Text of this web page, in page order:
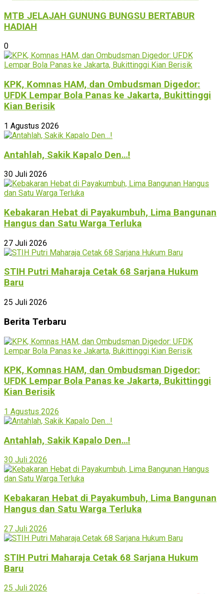
MTB JELAJAH GUNUNG BUNGSU BERTABUR
HADIAH
0
KPK, Komnas HAM, dan Ombudsman Digedor:
UFDK Lempar Bola Panas ke Jakarta, Bukittinggi
Kian Berisik
1 Agustus 2026
Antahlah, Sakik Kapalo Den…!
30 Juli 2026
Kebakaran Hebat di Payakumbuh, Lima Bangunan
Hangus dan Satu Warga Terluka
27 Juli 2026
STIH Putri Maharaja Cetak 68 Sarjana Hukum
Baru
25 Juli 2026
Berita Terbaru
KPK, Komnas HAM, dan Ombudsman Digedor:
UFDK Lempar Bola Panas ke Jakarta, Bukittinggi
Kian Berisik
1 Agustus 2026
Antahlah, Sakik Kapalo Den…!
30 Juli 2026
Kebakaran Hebat di Payakumbuh, Lima Bangunan
Hangus dan Satu Warga Terluka
27 Juli 2026
STIH Putri Maharaja Cetak 68 Sarjana Hukum
Baru
25 Juli 2026